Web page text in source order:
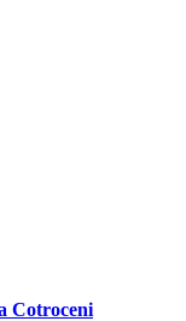
Cotroceni